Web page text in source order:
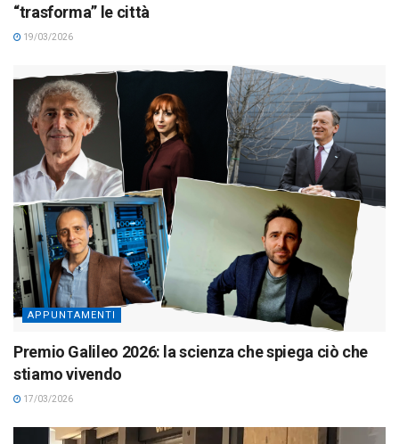
“trasforma” le città
19/03/2026
APPUNTAMENTI
Premio Galileo 2026: la scienza che spiega ciò che
stiamo vivendo
17/03/2026